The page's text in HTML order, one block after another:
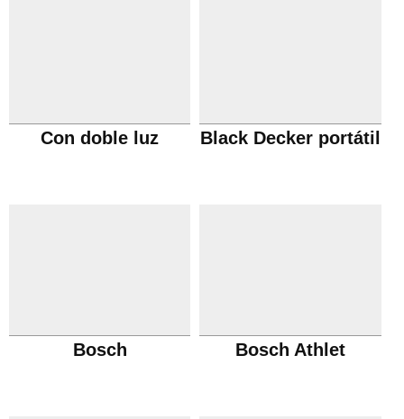
Con doble luz Black Decker portátil
Bosch Bosch Athlet